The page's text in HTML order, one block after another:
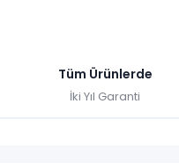
Tüm Ürünlerde
İki Yıl Garanti